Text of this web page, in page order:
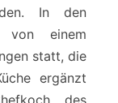
In den
von einem
statt, die
ergänzt